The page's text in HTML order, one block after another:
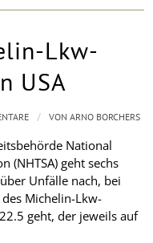
Lkw-
USA
National
(NHTSA) geht sechs
Unfälle nach, bei
Michelin-Lkw-
geht, der jeweils auf
/ VONARNO BORCHERS